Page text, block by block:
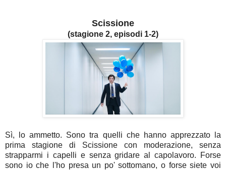
Scissione
(stagione 2, episodi 1-2)
Sì, lo ammetto. Sono tra quelli che hanno apprezzato la
prima stagione di Scissione con moderazione, senza
strapparmi i capelli e senza gridare al capolavoro. Forse
sono io che l'ho presa un po' sottomano, o forse siete voi